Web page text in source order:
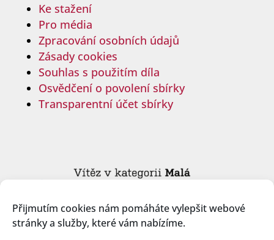
Přijmutím cookies nám pomáháte vylepšit webové
stránky a služby, které vám nabízíme.
Ke stažení
Pro média
Zpracování osobních údajů
Zásady cookies
Souhlas s použitím díla
Osvědčení o povolení sbírky
Transparentní účet sbírky